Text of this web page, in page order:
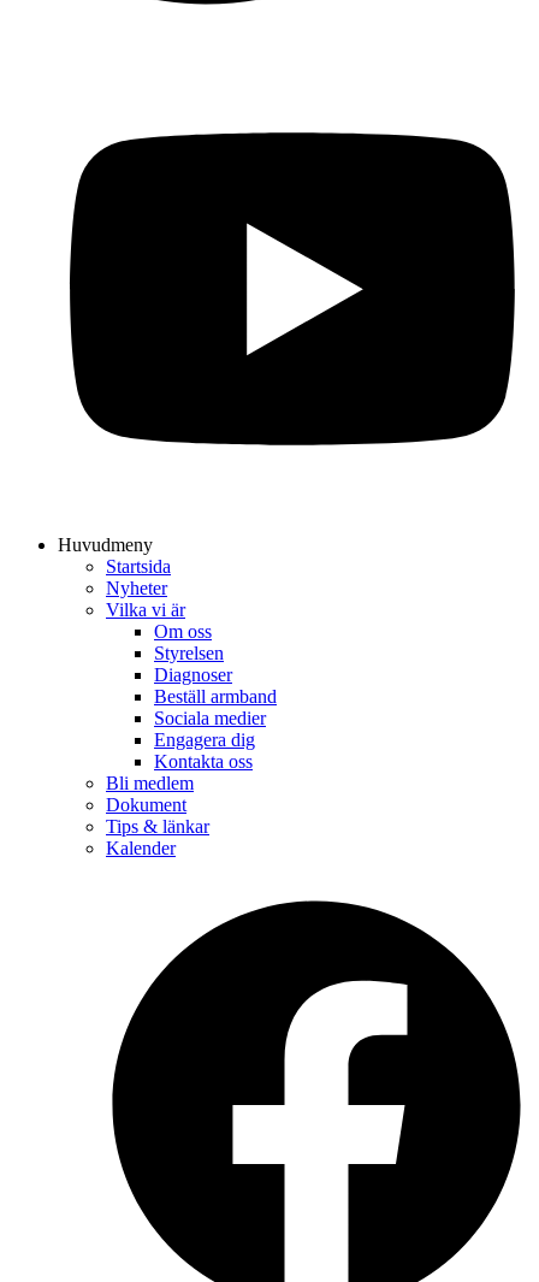
Huvudmeny
Startsida
Nyheter
Vilka vi är
Om oss
Styrelsen
Diagnoser
Beställ armband
Sociala medier
Engagera dig
Kontakta oss
Bli medlem
Dokument
Tips & länkar
Kalender